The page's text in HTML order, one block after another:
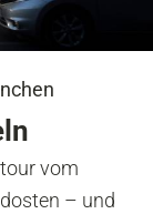
vom
– und